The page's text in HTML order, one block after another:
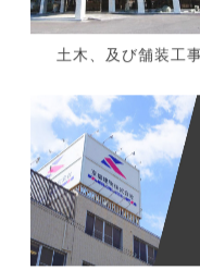
土木、及び舗装工